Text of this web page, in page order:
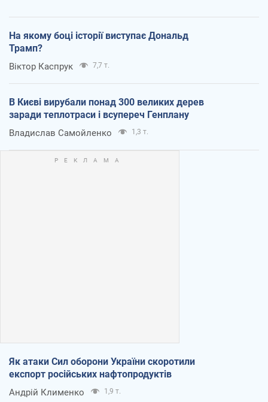
На якому боці історії виступає Дональд
Трамп?
Віктор Каспрук 7,7 т.
В Києві вирубали понад 300 великих дерев
заради теплотраси і всупереч Генплану
Владислав Самойленко 1,3 т.
Як атаки Сил оборони України скоротили
експорт російських нафтопродуктів
Андрій Клименко 1,9 т.